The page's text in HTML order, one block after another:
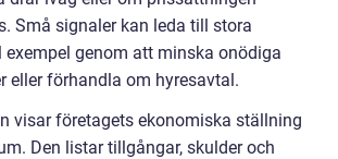
Små signaler kan leda till stora
genom att minska onödiga
eller förhandla om hyresavtal.
visar företagets ekonomiska ställning
Den listar tillgångar, skulder och